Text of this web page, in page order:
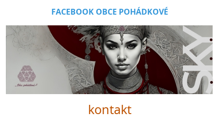
FACEBOOK OBCE POHÁDKOVÉ
kontakt